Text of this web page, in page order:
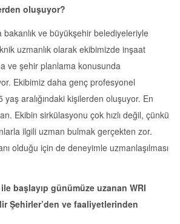
oluşuyor?
bakanlık ve büyükşehir belediyeleriyle
uzmanlık olarak ekibimizde inşaat
ve şehir planlama konusunda
Ekibimiz daha genç profesyonel
aralığındaki kişilerden oluşuyor. En
Ekibin sirkülasyonu çok hızlı değil, çünkü
ilgili uzman bulmak gerçekten zor.
olduğu için de deneyimle uzmanlaşılması
başlayıp günümüze uzanan WRI
Şehirler’den ve faaliyetlerinden